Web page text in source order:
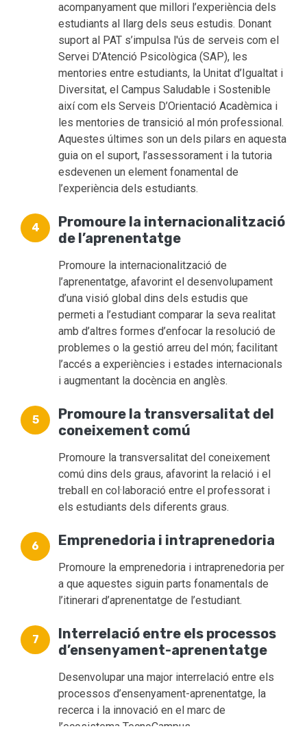
acompanyament que millori l’experiència dels
estudiants al llarg dels seus estudis. Donant
suport al PAT s’impulsa l'ús de serveis com el
Servei D’Atenció Psicològica (SAP), les
mentories entre estudiants, la Unitat d’Igualtat i
Diversitat, el Campus Saludable i Sostenible
així com els Serveis D’Orientació Acadèmica i
les mentories de transició al món professional.
Aquestes últimes son un dels pilars en aquesta
guia on el suport, l’assessorament i la tutoria
esdevenen un element fonamental de
l’experiència dels estudiants.
Promoure la internacionalització
de l’aprenentatge
Promoure la internacionalització de
l’aprenentatge, afavorint el desenvolupament
d’una visió global dins dels estudis que
permeti a l’estudiant comparar la seva realitat
amb d’altres formes d’enfocar la resolució de
problemes o la gestió arreu del món; facilitant
l’accés a experiències i estades internacionals
i augmentant la docència en anglès.
Promoure la transversalitat del
coneixement comú
Promoure la transversalitat del coneixement
comú dins dels graus, afavorint la relació i el
treball en col·laboració entre el professorat i
els estudiants dels diferents graus.
Emprenedoria i intraprenedoria
Promoure la emprenedoria i intraprenedoria per
a que aquestes siguin parts fonamentals de
l’itinerari d’aprenentatge de l’estudiant.
Interrelació entre els processos
d’ensenyament-aprenentatge
Desenvolupar una major interrelació entre els
processos d’ensenyament-aprenentatge, la
recerca i la innovació en el marc de
l’ecosistema TecnoCampus